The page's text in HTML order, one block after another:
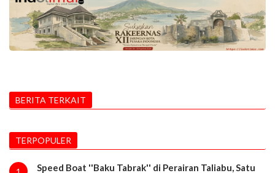
BERITA TERKAIT
TERPOPULER
Speed Boat ''Baku Tabrak'' di Perairan Taliabu, Satu